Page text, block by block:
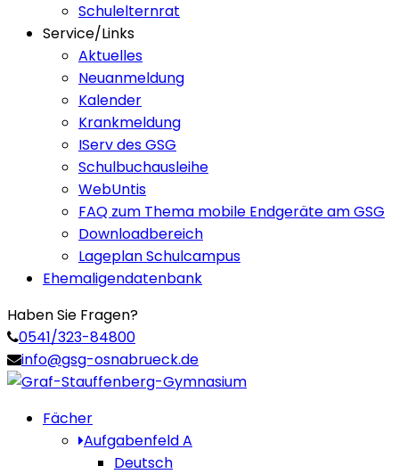
Schulelternrat
Service/Links
Aktuelles
Neuanmeldung
Kalender
Krankmeldung
IServ des GSG
Schulbuchausleihe
WebUntis
FAQ zum Thema mobile Endgeräte am GSG
Downloadbereich
Lageplan Schulcampus
Ehemaligendatenbank
Haben Sie Fragen?
0541/323-84800
info@gsg-osnabrueck.de
Fächer
Aufgabenfeld A
Deutsch